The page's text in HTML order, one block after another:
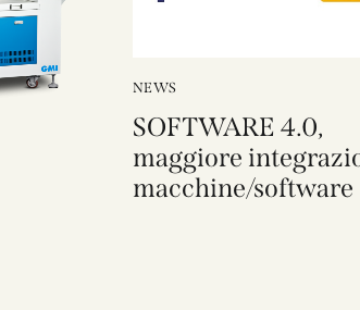
NEWS
SOFTWARE 4.0,
maggiore
macchine/software